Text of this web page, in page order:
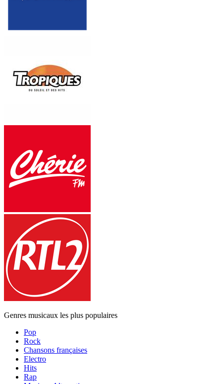
Genres musicaux les plus populaires
Pop
Rock
Chansons françaises
Electro
Hits
Rap